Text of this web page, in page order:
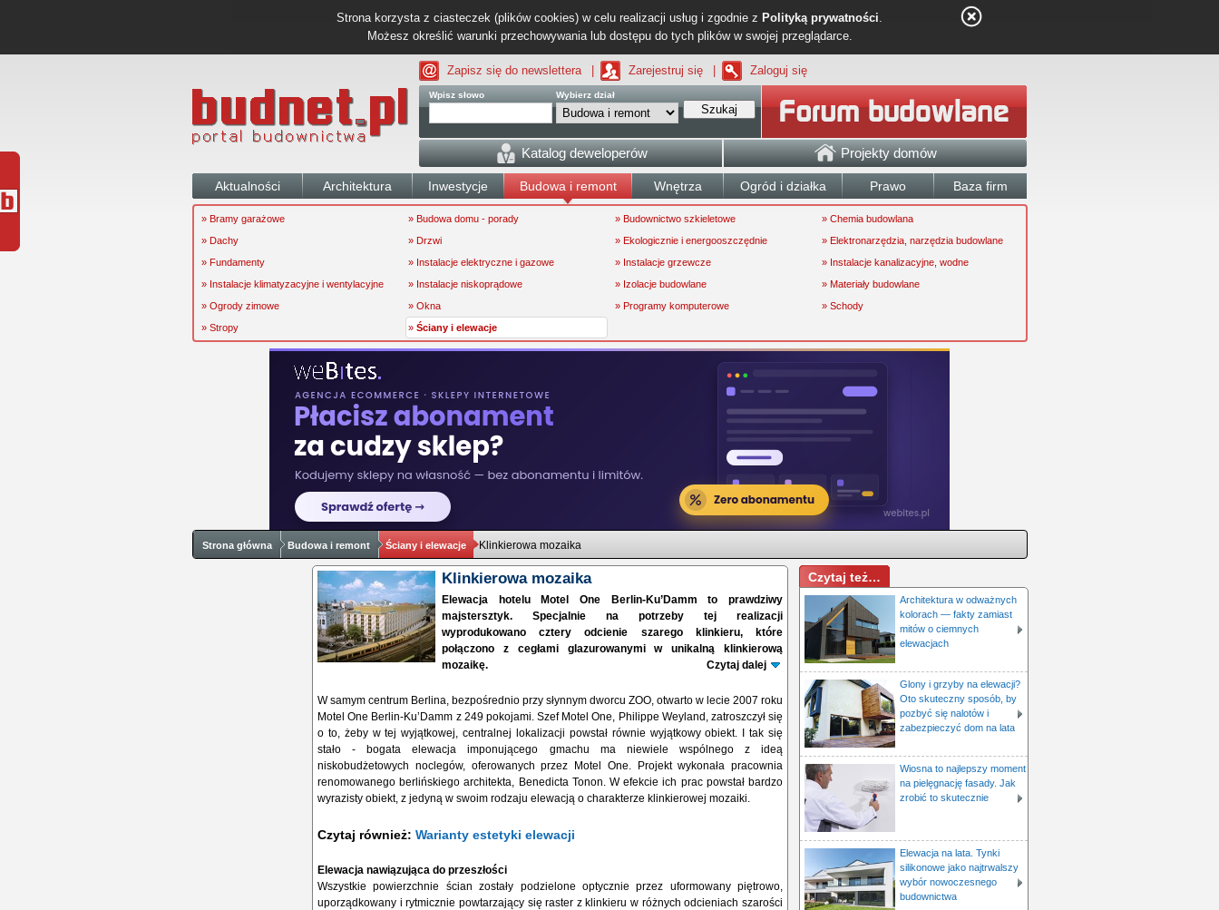
Strona korzysta z ciasteczek (plików cookies) w celu realizacji usług i zgodnie z Polityką prywatności.
Możesz określić warunki przechowywania lub dostępu do tych plików w swojej przeglądarce.
Zapisz się do newslettera Zarejestruj się Zaloguj się
Wpisz słowo Wybierz dział
Szukaj
Katalog deweloperów Projekty domów
Aktualności Architektura Inwestycje Budowa i remont Wnętrza Ogród i działka Prawo Baza firm
» Bramy garażowe » Budowa domu - porady » Budownictwo szkieletowe
» Chemia budowlana
» Dachy
» Drzwi » Ekologicznie i energooszczędnie
» Elektronarzędzia, narzędzia budowlane
» Fundamenty
» Instalacje elektryczne i gazowe » Instalacje grzewcze
» Instalacje kanalizacyjne, wodne
» Instalacje klimatyzacyjne i wentylacyjne
» Instalacje niskoprądowe » Izolacje budowlane
» Materiały budowlane
» Ogrody zimowe
» Okna » Programy komputerowe
» Schody
» Stropy
» Ściany i elewacje
Strona główna Budowa i remont Ściany i elewacje Klinkierowa mozaika
Klinkierowa mozaika
Elewacja hotelu Motel One Berlin-Ku’Damm to prawdziwy
majstersztyk. Specjalnie na potrzeby tej realizacji
wyprodukowano cztery odcienie szarego klinkieru, które
połączono z cegłami glazurowanymi w unikalną klinkierową
mozaikę.
Czytaj dalej
W samym centrum Berlina, bezpośrednio przy słynnym dworcu ZOO, otwarto w lecie 2007 roku
Motel One Berlin-Ku’Damm z 249 pokojami. Szef Motel One, Philippe Weyland, zatroszczył się
o to, żeby w tej wyjątkowej, centralnej lokalizacji powstał równie wyjątkowy obiekt. I tak się
stało - bogata elewacja imponującego gmachu ma niewiele wspólnego z ideą
niskobudżetowych noclegów, oferowanych przez Motel One. Projekt wykonała pracownia
renomowanego berlińskiego architekta, Benedicta Tonon. W efekcie ich prac powstał bardzo
wyrazisty obiekt, z jedyną w swoim rodzaju elewacją o charakterze klinkierowej mozaiki.
Czytaj również: Warianty estetyki elewacji
Elewacja nawiązująca do przeszłości
Wszystkie powierzchnie ścian zostały podzielone optycznie przez uformowany piętrowo,
uporządkowany i rytmicznie powtarzający się raster z klinkieru w różnych odcieniach szarości
Czytaj też…
Architektura w odważnych
kolorach — fakty zamiast
mitów o ciemnych
elewacjach
Glony i grzyby na elewacji?
Oto skuteczny sposób, by
pozbyć się nalotów i
zabezpieczyć dom na lata
Wiosna to najlepszy moment
na pielęgnację fasady. Jak
zrobić to skutecznie
Elewacja na lata. Tynki
silikonowe jako najtrwalszy
wybór nowoczesnego
budownictwa